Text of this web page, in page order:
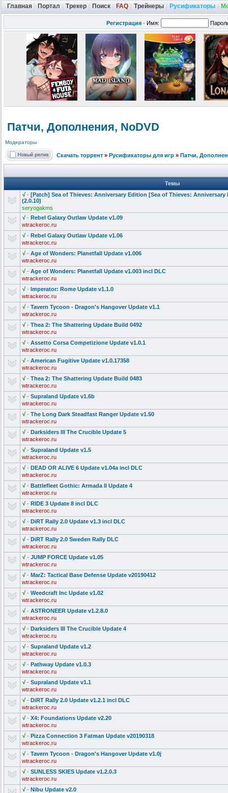
Главная Портал Трекер Поиск FAQ Трейнеры Русификаторы
Регистрация · Имя:
Патчи, Дополнения, NoDVD
Модераторы
Скачать торрент » Русификаторы для игр » Патчи,
Темы
√ · [Patch] Sea of Thieves: Anniversary Edition [Sea of Thieves: Anniversary
(2.0.10)
seryogakms
√ · Rebel Galaxy Outlaw Update v1.09
wtrackeroc.ru
√ · Rebel Galaxy Outlaw Update v1.06
wtrackeroc.ru
√ · Age of Wonders: Planetfall Update v1.006
wtrackeroc.ru
√ · Age of Wonders: Planetfall Update v1.003 incl DLC
wtrackeroc.ru
√ · Imperator: Rome Update v1.1.0
wtrackeroc.ru
√ · Tavern Tycoon - Dragon's Hangover Update v1.1
wtrackeroc.ru
√ · Thea 2: The Shattering Update Build 0492
wtrackeroc.ru
√ · Assetto Corsa Competizione Update v1.0.1
wtrackeroc.ru
√ · American Fugitive Update v1.0.17358
wtrackeroc.ru
√ · Thea 2: The Shattering Update Build 0483
wtrackeroc.ru
√ · Supraland Update v1.6b
wtrackeroc.ru
√ · The Long Dark Steadfast Ranger Update v1.50
wtrackeroc.ru
√ · Darksiders III The Crucible Update 5
wtrackeroc.ru
√ · Supraland Update v1.5
wtrackeroc.ru
√ · DEAD OR ALIVE 6 Update v1.04a incl DLC
wtrackeroc.ru
√ · Battlefleet Gothic: Armada II Update 4
wtrackeroc.ru
√ · RIDE 3 Update 8 incl DLC
wtrackeroc.ru
√ · DiRT Rally 2.0 Update v1.3 incl DLC
wtrackeroc.ru
√ · DiRT Rally 2.0 Sweden Rally DLC
wtrackeroc.ru
√ · JUMP FORCE Update v1.05
wtrackeroc.ru
√ · MarZ: Tactical Base Defense Update v20190412
wtrackeroc.ru
√ · Weedcraft Inc Update v1.02
wtrackeroc.ru
√ · ASTRONEER Update v1.2.8.0
wtrackeroc.ru
√ · Darksiders III The Crucible Update 4
wtrackeroc.ru
√ · Supraland Update v1.2
wtrackeroc.ru
√ · Pathway Update v1.0.3
wtrackeroc.ru
√ · Supraland Update v1.1
wtrackeroc.ru
√ · DiRT Rally 2.0 Update v1.2.1 incl DLC
wtrackeroc.ru
√ · X4: Foundations Update v2.20
wtrackeroc.ru
√ · Pizza Connection 3 Fatman Update v20190318
wtrackeroc.ru
√ · Tavern Tycoon - Dragon's Hangover Update v1.0j
wtrackeroc.ru
√ · SUNLESS SKIES Update v1.2.0.3
wtrackeroc.ru
√ · Nibu Update v2.0